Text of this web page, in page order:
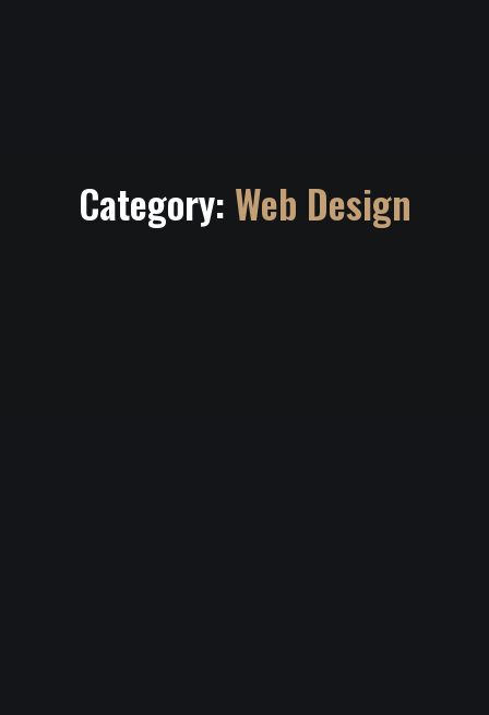
Category: Web Design